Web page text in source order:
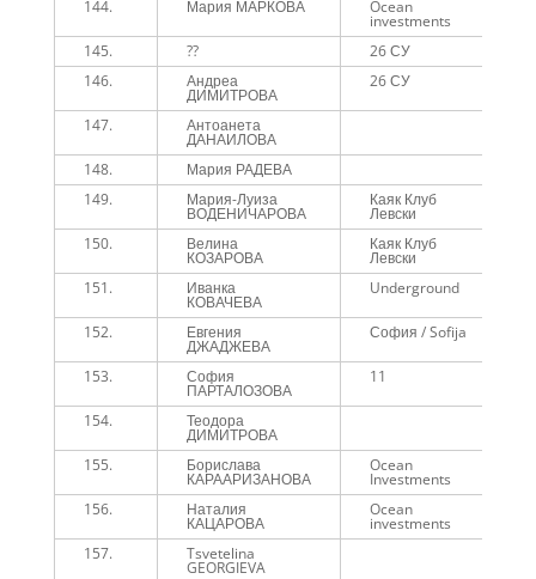
144. Мария МАРКОВА Ocean
investments
145. ?? 26 СУ
146.
Андреа
ДИМИТРОВА
26 СУ
147. Антоанета
ДАНАИЛОВА
148. Мария РАДЕВА
149.
Мария-Луиза
ВОДЕНИЧАРОВА
Каяк Клуб
Левски
150. Велина
КОЗАРОВА
Каяк Клуб
Левски
151. Иванка
КОВАЧЕВА
Underground
152. Евгения
ДЖАДЖЕВА
София / Sofija
153. София
ПАРТАЛОЗОВА
11
154. Теодора
ДИМИТРОВА
155. Борислава
КАРААРИЗАНОВА
Ocean
Investments
156. Наталия
КАЦАРОВА
Ocean
investments
157. Tsvetelina
GEORGIEVA